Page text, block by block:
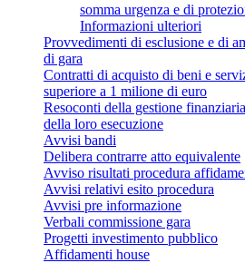
somma urgenza e di
Informazioni ulteriori
Provvedimenti di esclusione e di
di gara
Contratti di acquisto di beni e
superiore a 1 milione di euro
Resoconti della gestione
della loro esecuzione
Avvisi bandi
Delibera contrarre atto equivalente
Avviso risultati procedura
Avvisi relativi esito procedura
Avvisi pre informazione
Verbali commissione gara
Progetti investimento pubblico
Affidamenti house